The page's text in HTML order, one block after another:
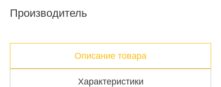
Производитель
Описание товара
Характеристики